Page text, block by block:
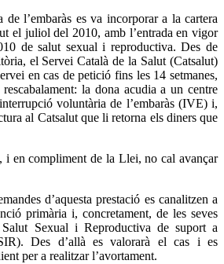
l’embaràs es va incorporar a la cartera
el juliol del 2010, amb l’entrada en vigor
de salut sexual i reproductiva. Des de
el Servei Català de la Salut (Catsalut)
en cas de petició fins les 14 setmanes,
la dona acudia a un centre
voluntària de l’embaràs (IVE) i,
al Catsalut que li retorna els diners que
i en compliment de la Llei, no cal avançar
d’aquesta prestació es canalitzen a
primària i, concretament, de les seves
Sexual i Reproductiva de suport a
Des d’allà es valorarà el cas i es
per a realitzar l’avortament.